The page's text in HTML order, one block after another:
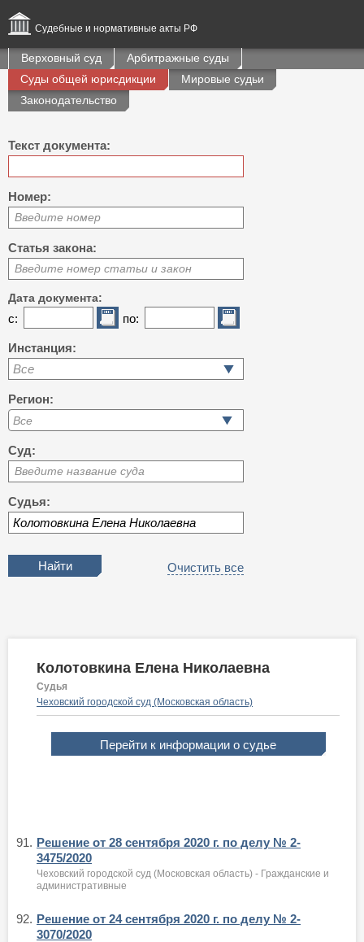
Судебные и нормативные акты РФ
Верховный суд
Арбитражные суды
Суды общей юрисдикции
Мировые судьи
Законодательство
Текст документа:
Номер:
Введите номер
Статья закона:
Введите номер статьи и закон
Дата документа:
с: по:
Инстанция:
Все
Регион:
Суд:
Введите название суда
Судья:
Очистить все
Колотовкина Елена Николаевна
Судья
Чеховский городской суд (Московская область)
Перейти к информации о судье
91. Решение от 28 сентября 2020 г. по делу № 2-
3475/2020
Чеховский городской суд (Московская область) - Гражданские и
административные
92. Решение от 24 сентября 2020 г. по делу № 2-
3070/2020